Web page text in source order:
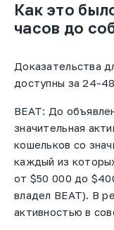
Как это
часов до
Доказательства
доступны за 24-
BEAT: До
значительная
кошельков со
каждый из
от $50 000 до
владел BEAT). В
активностью в